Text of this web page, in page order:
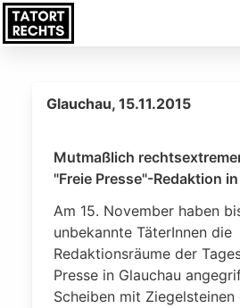
Glauchau, 15.11.2015
Mutmaßlich
"Freie Presse"-Redaktion
Am 15. November haben
unbekannte TäterInnen die
Redaktionsräume der
Presse in Glauchau
Scheiben mit